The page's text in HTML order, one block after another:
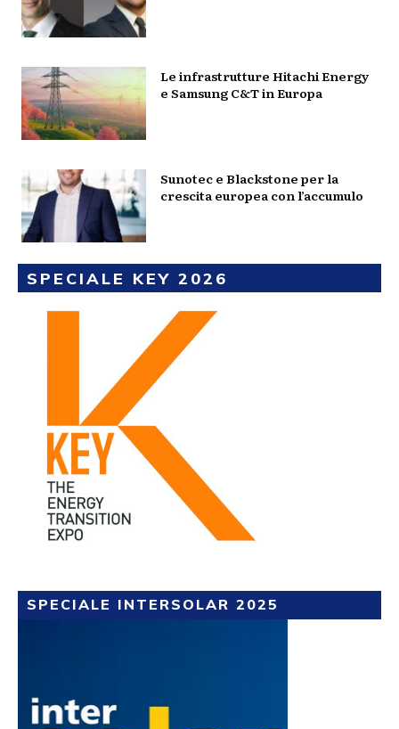
Le infrastrutture Hitachi Energy
e Samsung C&T in Europa
Sunotec e Blackstone per la
crescita europea con l’accumulo
SPECIALE KEY 2026
SPECIALE INTERSOLAR 2025